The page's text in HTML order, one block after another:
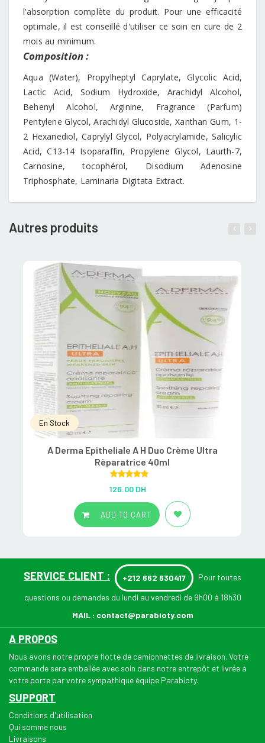
l'absorption complète du produit. Pour une efficacité
optimale, il est conseillé d'utiliser ce soin en cure de 2
mois au minimum.
Composition :
Aqua (Water), Propylheptyl Caprylate, Glycolic Acid,
Lactic Acid, Sodium Hydroxide, Arachidyl Alcohol,
Behenyl Alcohol, Arginine, Fragrance (Parfum)
Pentylene Glycol, Arachidyl Glucoside, Xanthan Gum, 1-
2 Hexanediol, Caprylyl Glycol, Polyacrylamide, Salicylic
Acid, C13-14 Isoparaffin, Propylene Glycol, Laurth-7,
Carnosine, tocophérol, Disodium Adenosine
Triphosphate, Laminaria Digitata Extract.
Autres produits
En Stock
A Derma Epitheliale A H Duo Crème Ultra
Rèparatrice 40ml
out of 5
126.00 DH
ADD TO CART
SERVICE CLIENT : +212 662 630417 Pour toutes
questions ou demandes du lundi au vendredi de 9h00 à 18h30
MAIL : contact@parabioty.com
A PROPOS
Nous avons notre propre flotte de camionnettes de livraison. Votre
commande sera emballée avec soin dans notre entrepôt et livrée à
votre porte par votre sympathique équipe Parabioty.
SUPPORT
Conditions d'utilisation
Qui somme nous
Livraisons